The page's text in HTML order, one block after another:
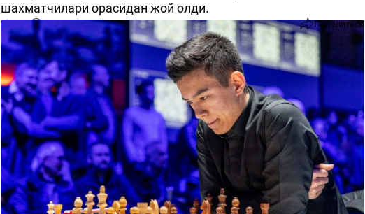
шахматчилари орасидан жой олди.
Поделиться